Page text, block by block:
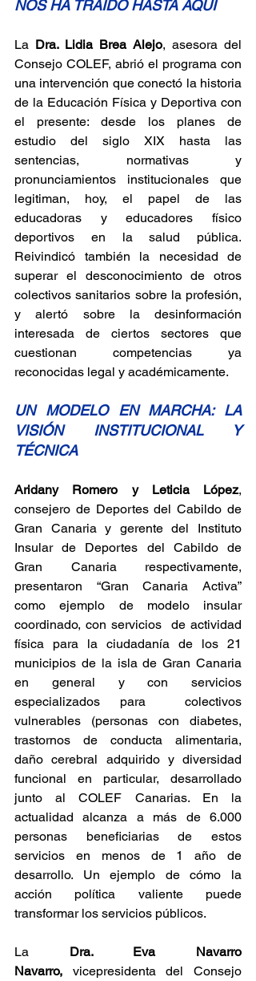
NOS HA TRAÍDO HASTA AQUÍ
La Dra. Lidia Brea Alejo, asesora del
Consejo COLEF, abrió el programa con
una intervención que conectó la historia
de la Educación Física y Deportiva con
el presente: desde los planes de
estudio del siglo XIX hasta las
sentencias, normativas y
pronunciamientos institucionales que
legitiman, hoy, el papel de las
educadoras y educadores físico
deportivos en la salud pública.
Reivindicó también la necesidad de
superar el desconocimiento de otros
colectivos sanitarios sobre la profesión,
y alertó sobre la desinformación
interesada de ciertos sectores que
cuestionan competencias ya
reconocidas legal y académicamente.
UN MODELO EN MARCHA: LA
VISIÓN INSTITUCIONAL Y
TÉCNICA
Aridany Romero y Leticia López,
consejero de Deportes del Cabildo de
Gran Canaria y gerente del Instituto
Insular de Deportes del Cabildo de
Gran Canaria respectivamente,
presentaron “Gran Canaria Activa”
como ejemplo de modelo insular
coordinado, con servicios  de actividad
física para la ciudadanía de los 21
municipios de la isla de Gran Canaria
en general y con servicios
especializados para  colectivos
vulnerables (personas con diabetes,
trastornos de conducta alimentaria,
daño cerebral adquirido y diversidad
funcional en particular, desarrollado
junto al COLEF Canarias. En la
actualidad alcanza a más de 6.000
personas beneficiarias de estos
servicios en menos de 1 año de
desarrollo. Un ejemplo de cómo la
acción política valiente puede
transformar los servicios públicos.
La Dra. Eva Navarro
Navarro, vicepresidenta del Consejo